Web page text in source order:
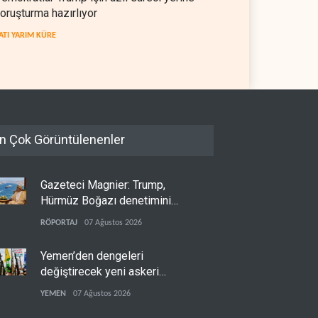
hazırlıyor
YARIM KÜRE
Çok Görüntülenenler
Gazeteci Magnier: Trump,
Hürmüz Boğazı denetimini
doğrudan İran ve Umman'a
RÖPORTAJ 07 Ağustos 2026
Yemen’den dengeleri
değiştirecek yeni askeri
YEMEN 07 Ağustos 2026